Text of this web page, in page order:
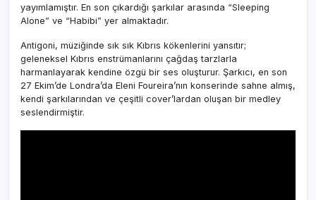
yayımlamıştır. En son çıkardığı şarkılar arasında “Sleeping
Alone” ve “Habibi” yer almaktadır.
Antigoni, müziğinde sık sık Kıbrıs kökenlerini yansıtır;
geleneksel Kıbrıs enstrümanlarını çağdaş tarzlarla
harmanlayarak kendine özgü bir ses oluşturur. Şarkıcı, en son
27 Ekim’de Londra’da Eleni Foureira’nın konserinde sahne almış,
kendi şarkılarından ve çeşitli cover’lardan oluşan bir medley
seslendirmiştir.